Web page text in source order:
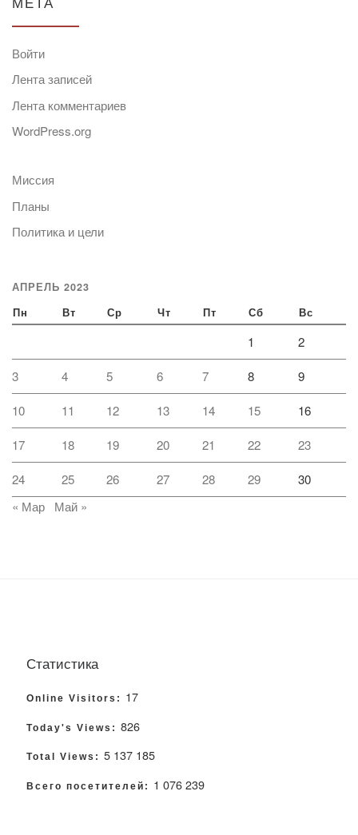
Войти
Лента записей
Лента комментариев
WordPress.org
Миссия
Планы
Политика и цели
АПРЕЛЬ 2023
Пн Вт Ср Чт Пт Сб Вс
1 2
3 4 5 6 7 8 9
10 11 12 13 14 15 16
17 18 19 20 21 22 23
24 25 26 27 28 29
30
« Мар
Май »
Статистика
Online Visitors: 17
Today's Views: 826
Total Views: 5 137 185
Всего посетителей: 1 076 239